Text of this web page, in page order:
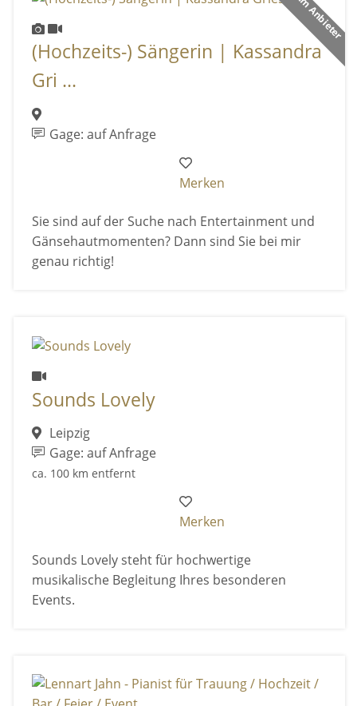
(Hochzeits-) Sängerin | Kassandra
Gri ...
Gage: auf Anfrage
Merken
Sie sind auf der Suche nach Entertainment und
Gänsehautmomenten? Dann sind Sie bei mir
genau richtig!
Sounds Lovely
Leipzig
Gage: auf Anfrage
ca. 100 km entfernt
Merken
Sounds Lovely steht für hochwertige
musikalische Begleitung Ihres besonderen
Events.